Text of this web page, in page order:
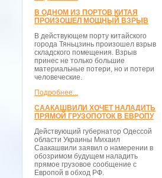
В ОДНОМ ИЗ ПОРТОВ КИТАЯ
ПРОИЗОШЕЛ МОЩНЫЙ ВЗРЫВ
В действующем порту китайского
города Тяньцзинь произошел взрыв
складского помещения. Взрыв
принес не только большие
материальные потери, но и потери
человеческие.
Подробнее...
СААКАШВИЛИ ХОЧЕТ НАЛАДИТЬ
ПРЯМОЙ ГРУЗОПОТОК В ЕВРОПУ
Действующий губернатор Одессой
области Украины Михаил
Саакашвили заявил о намерении в
обозримом будущем наладить
прямое грузовое сообщение с
Европой в обход РФ.